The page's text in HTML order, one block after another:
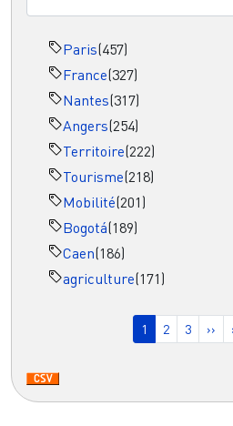
Paris(457)
France(327)
Nantes(317)
Angers(254)
Territoire(222)
Tourisme(218)
Mobilité(201)
Bogotá(189)
Caen(186)
agriculture(171)
Page courante
1 Page
2 Page
3 ››